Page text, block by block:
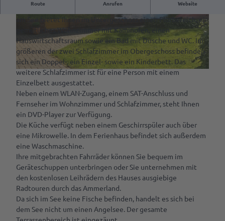
VR-App:
Sagenhaftes
Rastede
Mit
dem
Rad
Spazieren
gehen
Ab auf
Schaukel
Mach
was
mit
dem
Hund
Spezialitäten
Cafés &
Restaurants
Rezept für
Amalies
Ammerländer
Spezialitäten
Service
Deine
Tourist-
RastedeGutschein
Souvenirs
Anreise,
Parken
& Laden
Ansprechpartner
A
u
ß
e
n
a
n
s
i
c
h
t
H
a
ß
e
n
a
n
s
i
c
h
t
I
m
p
r
e
s
s
m
p
r
e
s
i
o
S
e
B
o
o
t
e
Route Anrufen Website
am See bietet Ihnen im Untergeschoss einen Flurbereich, ein
gemütliches Wohnzimmer mit Kaminofen, einen
Hauswirtschaftsraum sowie ein Bad mit Dusche und WC. Im
größeren der zwei Schlafzimmer im Obergeschoss befinden
sich ein Doppel-, ein Einzel- sowie ein Kinderbett. Das
weitere Schlafzimmer ist für eine Person mit einem
Einzelbett ausgestattet.
Neben einem WLAN-Zugang, einem SAT-Anschluss und
Fernseher im Wohnzimmer und Schlafzimmer, steht Ihnen
ein DVD-Player zur Verfügung.
Die Küche verfügt neben einem Geschirrspüler auch über
eine Mikrowelle. In dem Ferienhaus befindet sich außerdem
eine Waschmaschine.
Ihre mitgebrachten Fahrräder können Sie bequem im
Geräteschuppen unterbringen oder Sie unternehmen mit
den kostenlosen Leihrädern des Hauses ausgiebige
Radtouren durch das Ammerland.
Da sich im See keine Fische befinden, handelt es sich bei
dem See nicht um einen Angelsee. Der gesamte